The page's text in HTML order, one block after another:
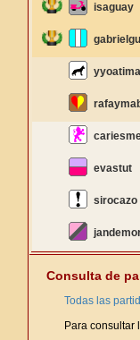
isaguay
evastut
sirocazo
Consulta de
Todas las
Para consultar